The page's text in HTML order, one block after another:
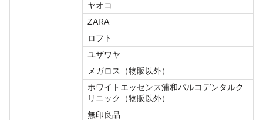
ヤオコ―
ZARA
ロフト
ユザワヤ
メガロス（物販以外）
ホワイトエッセンス浦和パルコデンタルク
リニック（物販以外）
無印良品